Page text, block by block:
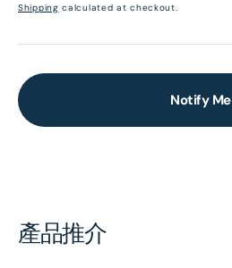
price
Shipping calculated at checkout.
Notify Me
產品推介